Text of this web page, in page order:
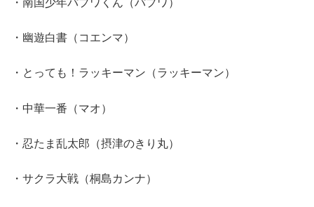
・幽遊白書（コエンマ）
・とっても！ラッキーマン（ラッキーマン）
・中華一番（マオ）
・忍たま乱太郎（摂津のきり丸）
・サクラ大戦（桐島カンナ）